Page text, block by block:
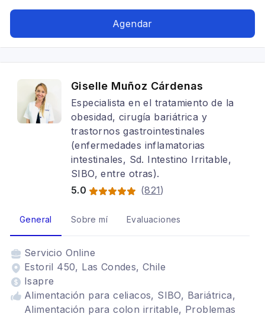
Alimentación baja en carbohidratos
Agendar
Giselle Muñoz Cárdenas
Especialista en el tratamiento de la
obesidad, cirugía bariátrica y
trastornos gastrointestinales
(enfermedades inflamatorias
intestinales, Sd. Intestino Irritable,
SIBO, entre otras).
5.0
(821)
General Sobre mí Evaluaciones
Servicio Online
Estoril 450, Las Condes, Chile
Isapre
Alimentación para celiacos, SIBO, Bariátrica,
Alimentación para colon irritable, Problemas